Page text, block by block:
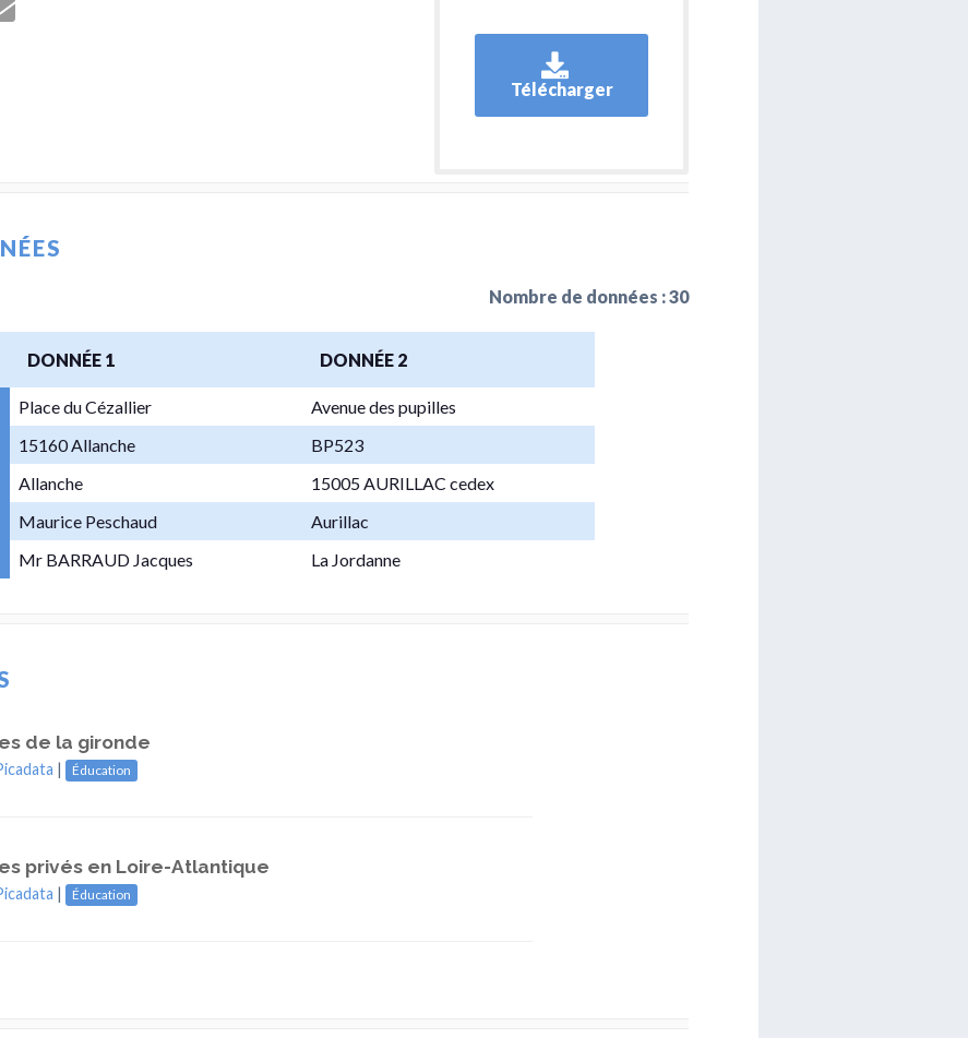
Télécharger
Nombre de données : 30
DONNÉE 1 DONNÉE 2
Place du Cézallier
Avenue des pupilles
15160 Allanche
BP523
Allanche
15005 AURILLAC cedex
Maurice Peschaud
Aurillac
Mr BARRAUD Jacques La Jordanne
de la gironde
| Éducation
privés en Loire-Atlantique
| Éducation